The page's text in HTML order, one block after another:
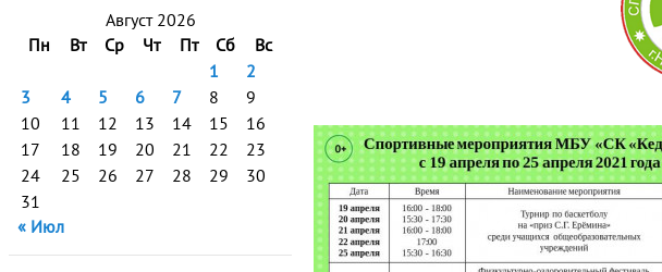
Август 2026
Пн
Вт Ср Чт Пт Сб
Вс
1
2
3
4 5 6 7 8
9
10
11 12 13 14 15
16
17
18 19 20 21 22
23
24
25 26 27 28 29
30
31
« Июл